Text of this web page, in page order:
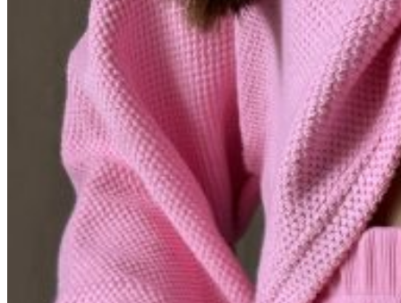
Вход / Регистрация
Список желаний (Wishlist)
пунктов / 0₽